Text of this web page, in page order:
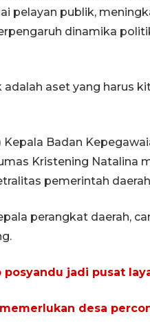
pelayan publik,
dinamika
aset yang harus
Badan
Kristening Natalina
pemerintah daerah
perangkat daerah,
posyandu jadi pusat
desa
22 July